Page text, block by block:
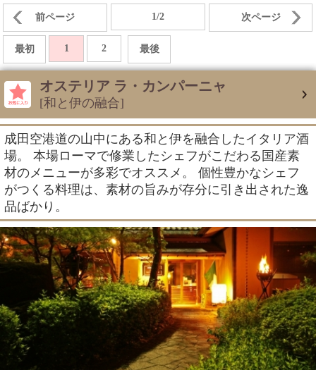
前ページ 1/2 次ページ
最初 1 2 最後
オステリア ラ・カンパーニャ
[和と伊の融合]
成田空港道の山中にある和と伊を融合したイタリア酒
場。 本場ローマで修業したシェフがこだわる国産素
材のメニューが多彩でオススメ。 個性豊かなシェフ
がつくる料理は、素材の旨みが存分に引き出された逸
品ばかり。